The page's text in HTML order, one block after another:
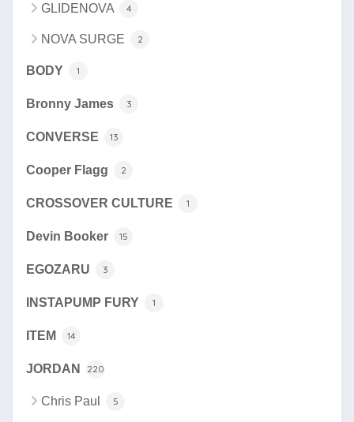
GLIDENOVA 4
NOVA SURGE 2
BODY 1
Bronny James 3
CONVERSE 13
Cooper Flagg 2
CROSSOVER CULTURE 1
Devin Booker 15
EGOZARU 3
INSTAPUMP FURY 1
ITEM 14
JORDAN 220
Chris Paul 5